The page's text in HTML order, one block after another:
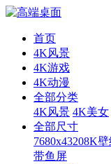
首页
4K风景
4K游戏
4K动漫
全部分类
4K风景 4K美女
全部尺寸
7680x43208K壁
带鱼屏